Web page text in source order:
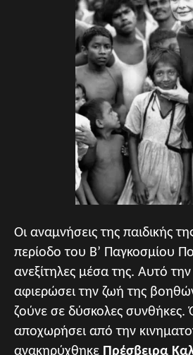
Οι αναμνήσεις της παιδικής
περίοδο του Β’ Παγκοσμίου
ανεξίτηλες μέσα της. Αυτό
αφιερώσει την ζωή της
ζούνε σε δύσκολες συνθήκες.
αποχωρήσει από την
ανακηρύχθηκε Πρέσβειρα